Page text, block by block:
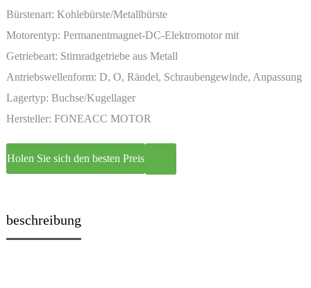
Bürstenart: Kohlebürste/Metallbürste
Motorentyp: Permanentmagnet-DC-Elektromotor mit
Miniaturgetriebe
Getriebeart: Stirnradgetriebe aus Metall
Antriebswellenform: D, O, Rändel, Schraubengewinde, Anpassung
Lagertyp: Buchse/Kugellager
Hersteller: FONEACC MOTOR
Holen Sie sich den besten Preis
beschreibung